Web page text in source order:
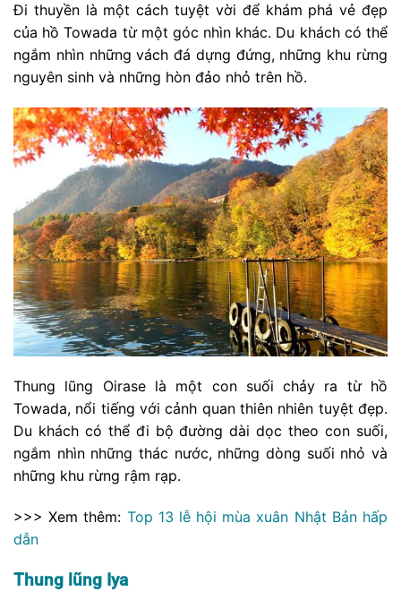
Đi thuyền là một cách tuyệt vời để khám phá vẻ đẹp
của hồ Towada từ một góc nhìn khác. Du khách có thể
ngắm nhìn những vách đá dựng đứng, những khu rừng
nguyên sinh và những hòn đảo nhỏ trên hồ.
Thung lũng Oirase là một con suối chảy ra từ hồ
Towada, nổi tiếng với cảnh quan thiên nhiên tuyệt đẹp.
Du khách có thể đi bộ đường dài dọc theo con suối,
ngắm nhìn những thác nước, những dòng suối nhỏ và
những khu rừng rậm rạp.
>>> Xem thêm: Top 13 lễ hội mùa xuân Nhật Bản hấp
dẫn
Thung lũng Iya